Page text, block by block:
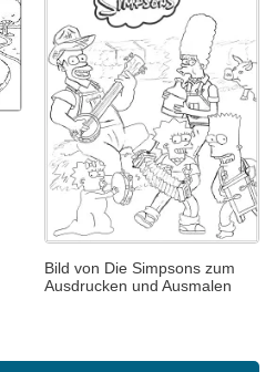
Bild von Die Simpsons zum
Ausdrucken und Ausmalen